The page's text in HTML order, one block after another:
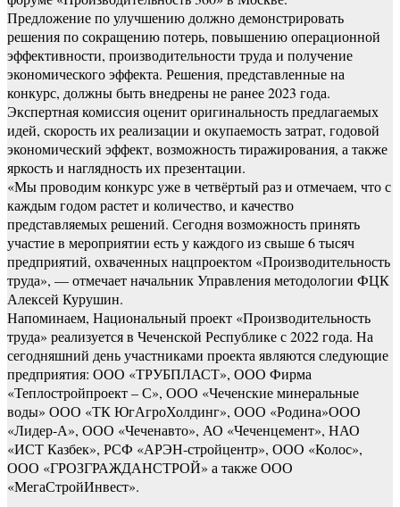
Предложение по улучшению должно демонстрировать
решения по сокращению потерь, повышению операционной
эффективности, производительности труда и получение
экономического эффекта. Решения, представленные на
конкурс, должны быть внедрены не ранее 2023 года.
Экспертная комиссия оценит оригинальность предлагаемых
идей, скорость их реализации и окупаемость затрат, годовой
экономический эффект, возможность тиражирования, а также
яркость и наглядность их презентации.
«Мы проводим конкурс уже в четвёртый раз и отмечаем, что с
каждым годом растет и количество, и качество
представляемых решений. Сегодня возможность принять
участие в мероприятии есть у каждого из свыше 6 тысяч
предприятий, охваченных нацпроектом «Производительность
труда», — отмечает начальник Управления методологии ФЦК
Алексей Курушин.
Напоминаем, Национальный проект «Производительность
труда» реализуется в Чеченской Республике с 2022 года. На
сегодняшний день участниками проекта являются следующие
предприятия: ООО «ТРУБПЛАСТ», ООО Фирма
«Теплостройпроект – С», ООО «Чеченские минеральные
воды» ООО «ТК ЮгАгроХолдинг», ООО «Родина»ООО
«Лидер-А», ООО «Чеченавто», АО «Чеченцемент», НАО
«ИСТ Казбек», РСФ «АРЭН-стройцентр», ООО «Колос»,
ООО «ГРОЗГРАЖДАНСТРОЙ» а также ООО
«МегаСтройИнвест».